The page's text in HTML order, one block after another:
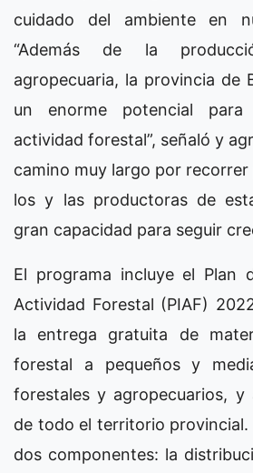
cuidado del ambiente en
“Además de la
agropecuaria, la provincia de
un enorme potencial
actividad forestal”, señaló y
camino muy largo por recorrer
los y las productoras de
gran capacidad para seguir
El programa incluye el Plan
Actividad Forestal (PIAF)
la entrega gratuita de
forestal a pequeños y
forestales y agropecuarios, y
de todo el territorio provincial.
dos componentes: la